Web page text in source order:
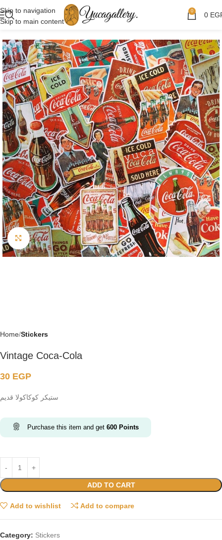
Skip to navigation
Skip to main content
0 0
Click to enlarge
Home Stickers
Vintage Coca-Cola
30 EGP
ستيكر كوكاكولا قديم
Purchase this item and get 600 Points
ADD TO CART
Add to wishlist Add to compare
Category: Stickers